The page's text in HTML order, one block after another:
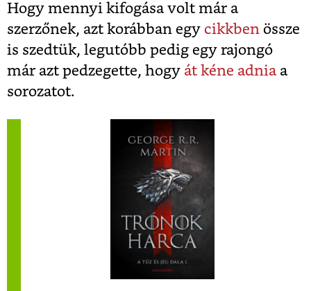
Hogy mennyi kifogása volt már a
szerzőnek, azt korábban egy cikkben össze
is szedtük, legutóbb pedig egy rajongó
már azt pedzegette, hogy át kéne adniaa
sorozatot.